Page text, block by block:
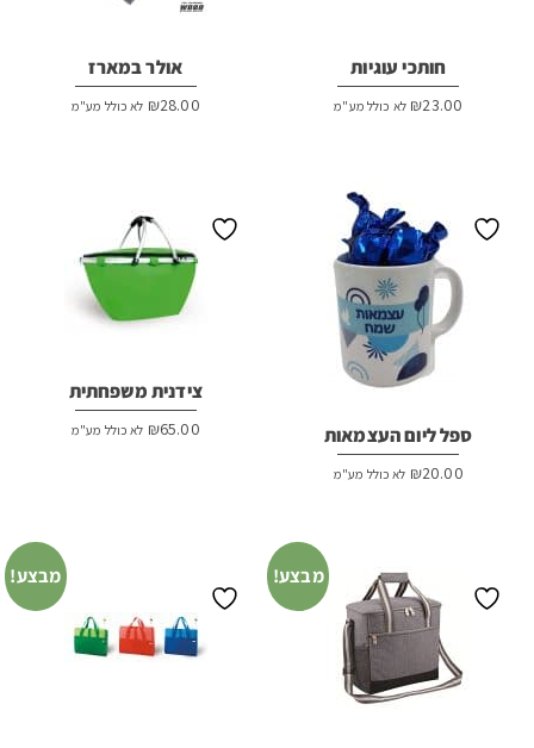
חותכי עוגיות
₪23.00 לא כולל מע"מ
אולר במארז
₪28.00 לא כולל מע"מ
ספל ליום העצמאות
₪20.00 לא כולל מע"מ
צידנית משפחתית
₪65.00 לא כולל מע"מ
מבצע! מבצע!